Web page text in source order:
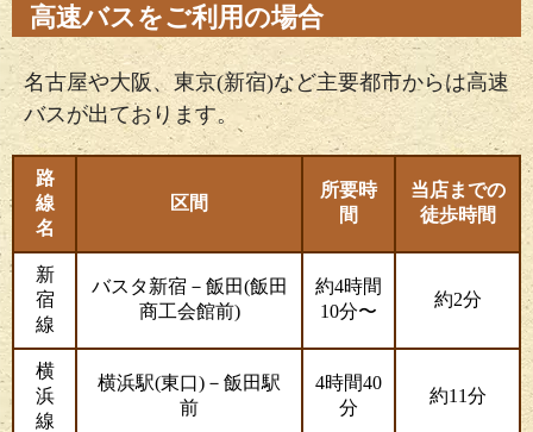
高速バスをご利用の場合
名古屋や大阪、東京(新宿)など主要都市からは高速
バスが出ております。
路
線
名
区間
所要時
間
当店までの
徒歩時間
新
宿
線
バスタ新宿－飯田(飯田
商工会館前)
約4時間
10分〜
約2分
横
浜
線
横浜駅(東口)－飯田駅
前
4時間40
分
約11分